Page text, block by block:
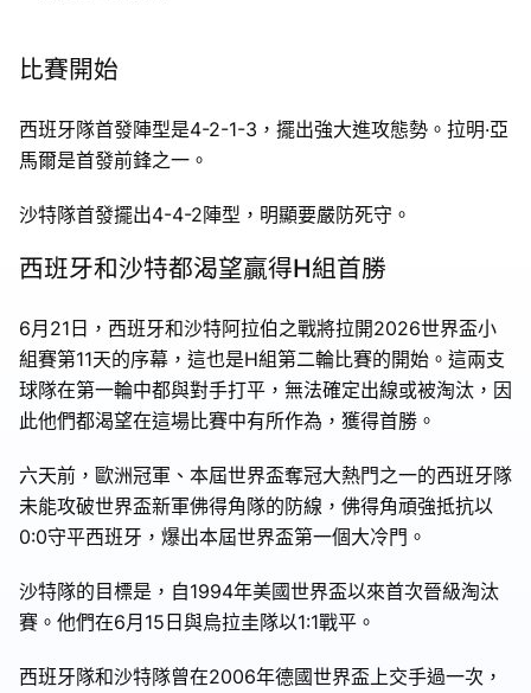
比賽開始
西班牙隊首發陣型是4-2-1-3，擺出強大進攻態勢。拉明·亞
馬爾是首發前鋒之一。
沙特隊首發擺出4-4-2陣型，明顯要嚴防死守。
西班牙和沙特都渴望贏得H組首勝
6月21日，西班牙和沙特阿拉伯之戰將拉開2026世界盃小
組賽第11天的序幕，這也是H組第二輪比賽的開始。這兩支
球隊在第一輪中都與對手打平，無法確定出線或被淘汰，因
此他們都渴望在這場比賽中有所作為，獲得首勝。
六天前，歐洲冠軍、本屆世界盃奪冠大熱門之一的西班牙隊
未能攻破世界盃新軍佛得角隊的防線，佛得角頑強抵抗以
0:0守平西班牙，爆出本屆世界盃第一個大冷門。
沙特隊的目標是，自1994年美國世界盃以來首次晉級淘汰
賽。他們在6月15日與烏拉圭隊以1:1戰平。
西班牙隊和沙特隊曾在2006年德國世界盃上交手過一次，